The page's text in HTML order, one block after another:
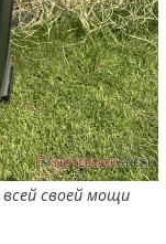
своей мощи